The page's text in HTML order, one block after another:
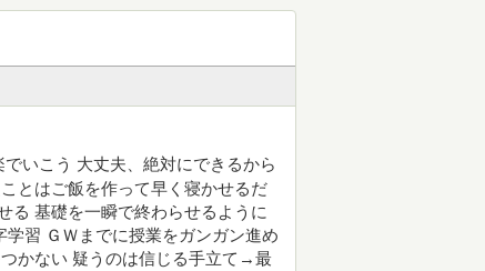
いこう 大丈夫、絶対にできるから
とはご飯を作って早く寝かせるだ
る 基礎を一瞬で終わらせるように
習 ＧＷまでに授業をガンガン進め
かない 疑うのは信じる手立て→最